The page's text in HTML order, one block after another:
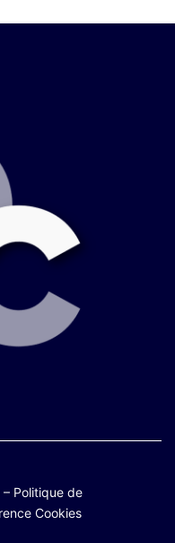
– Politique de
Cookies